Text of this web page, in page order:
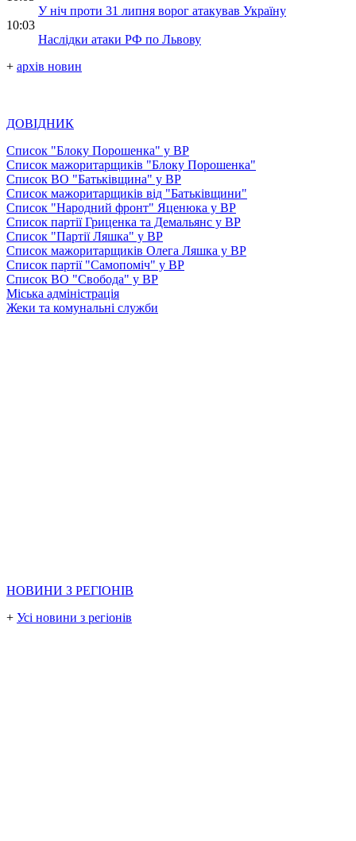
У ніч проти 31 липня ворог атакував Україну
10:03
Наслідки атаки РФ по Львову
+ архів новин
ДОВІДНИК
Список "Блоку Порошенка" у ВР
Список мажоритарщиків "Блоку Порошенка"
Список ВО "Батьківщина" у ВР
Список мажоритарщиків від "Батьківщини"
Список "Народний фронт" Яценюка у ВР
Список партії Гриценка та Демальянс у ВР
Список "Партії Ляшка" у ВР
Список мажоритарщиків Олега Ляшка у ВР
Список партії "Самопоміч" у ВР
Список ВО "Свобода" у ВР
Міська адміністрація
Жеки та комунальні служби
НОВИНИ З РЕГІОНІВ
+ Усі новини з регіонів